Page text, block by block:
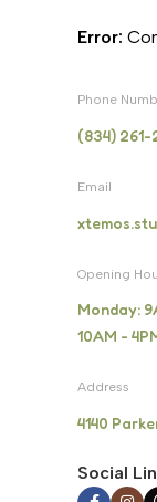
Error:
Phone
(834) 261-
Email
Opening
Monday:
10AM -
Address
4140
Social